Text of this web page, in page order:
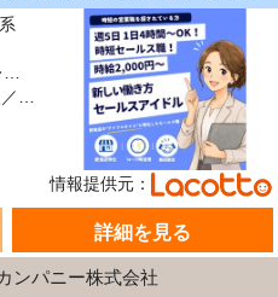
情報提供元：
詳細を見る
ンパニー株式会社